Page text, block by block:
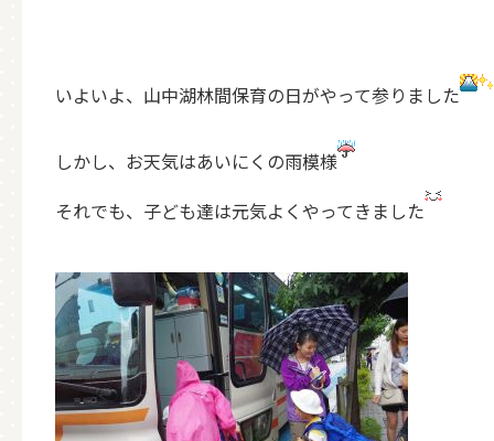
いよいよ、山中湖林間保育の日がやって参りました
しかし、お天気はあいにくの雨模様
それでも、子ども達は元気よくやってきました